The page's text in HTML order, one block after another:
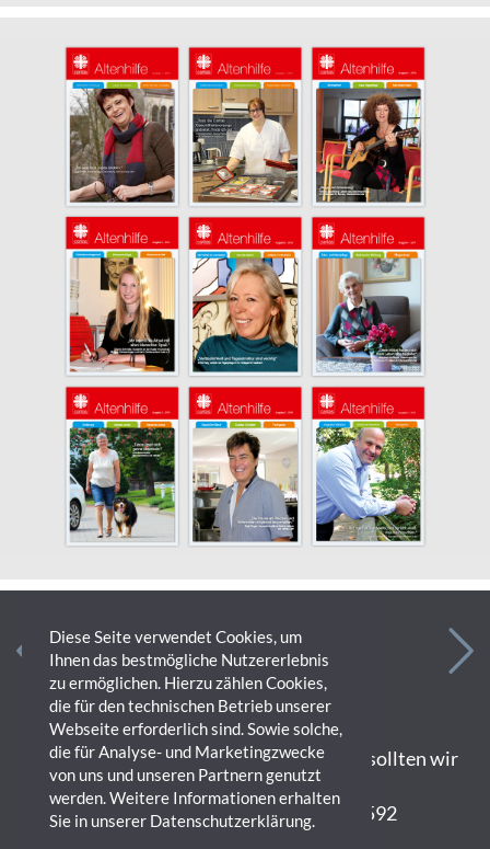
Wenn wir Sie neugierig gemacht haben, sollten wir
uns kennenlernen!
Schreiben Sie unsTel 07231 140592
Diese Seite verwendet Cookies, um
Ihnen das bestmögliche Nutzererlebnis
zu ermöglichen. Hierzu zählen Cookies,
die für den technischen Betrieb unserer
Webseite erforderlich sind. Sowie solche,
die für Analyse- und Marketingzwecke
von uns und unseren Partnern genutzt
werden. Weitere Informationen erhalten
Sie in unserer Datenschutzerklärung.